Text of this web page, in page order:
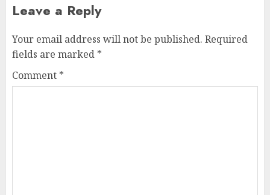
Leave a Reply
Your email address will not be published. Required
fields are marked *
Comment *